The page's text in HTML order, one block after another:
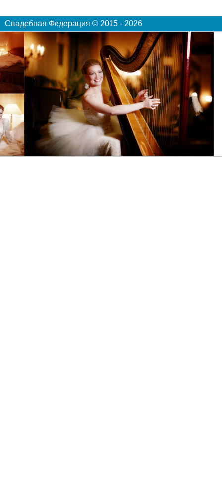
Свадебная Федерация © 2015 - 2026